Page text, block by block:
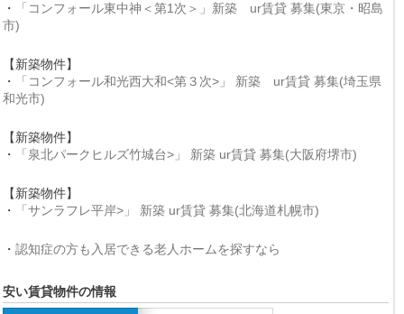
・
「コンフォール東中神＜第1次＞」新築 ur賃貸 募集(東京・昭島
市)
【新築物件】
・
「コンフォール和光西大和<第３次>」 新築 ur賃貸 募集(埼玉県
和光市)
【新築物件】
・
「泉北パークヒルズ竹城台>」 新築 ur賃貸 募集(大阪府堺市)
【新築物件】
・
「サンラフレ平岸>」 新築 ur賃貸 募集(北海道札幌市)
・ 認知症の方も入居できる老人ホームを探すなら
安い賃貸物件の情報